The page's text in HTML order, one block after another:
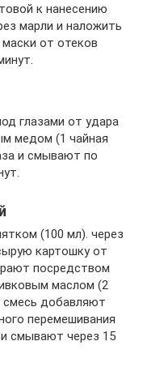
к нанесению
марли и наложить
от отеков
глазами от удара
медом (1 чайная
и смывают по
(100 мл). через
картошку от
посредством
маслом (2
смесь добавляют
перемешивания
смывают через 15